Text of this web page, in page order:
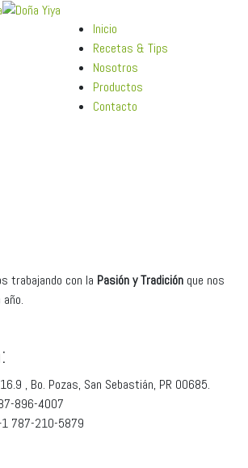
Inicio
Recetas & Tips
Nosotros
Productos
Contacto
trabajando con la Pasión y Tradición que nos
, Bo. Pozas, San Sebastián, PR 00685.
896-4007
787-210-5879